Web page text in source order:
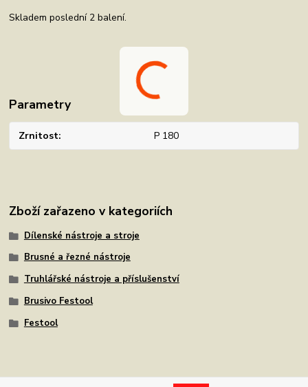
Skladem poslední 2 balení.
Parametry
Zrnitost P 180
Zboží zařazeno v kategoriích
Dílenské nástroje a stroje
Brusné a řezné nástroje
Truhlářské nástroje a příslušenství
Brusivo Festool
Festool